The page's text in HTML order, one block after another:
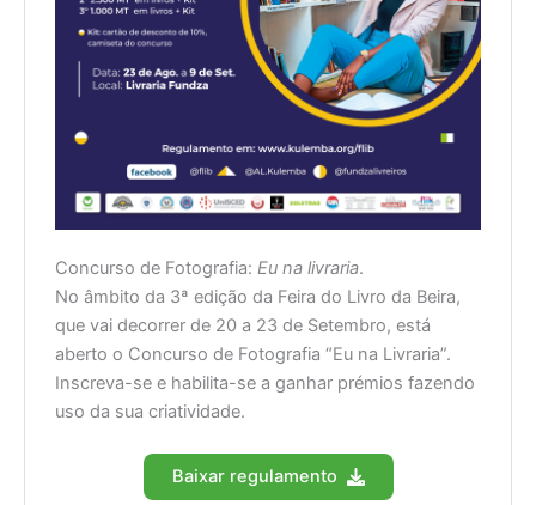
Concurso de Fotografia: Eu na livraria.
No âmbito da 3ª edição da Feira do Livro da Beira,
que vai decorrer de 20 a 23 de Setembro, está
aberto o Concurso de Fotografia “Eu na Livraria”.
Inscreva-se e habilita-se a ganhar prémios fazendo
uso da sua criatividade.
Baixar regulamento